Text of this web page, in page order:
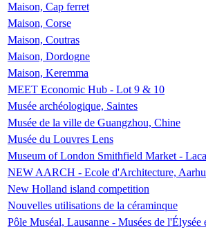
Maison, Cap ferret
Maison, Corse
Maison, Coutras
Maison, Dordogne
Maison, Keremma
MEET Economic Hub - Lot 9 & 10
Musée archéologique, Saintes
Musée de la ville de Guangzhou, Chine
Musée du Louvres Lens
Museum of London Smithfield Market -
NEW AARCH - Ecole d'Architecture,
New Holland island competition
Nouvelles utilisations de la céraminque
Pôle Muséal, Lausanne - Musées de l'Élysée